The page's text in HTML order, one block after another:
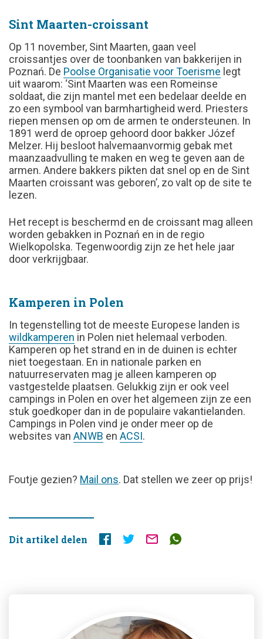
Sint Maarten-croissant
Op 11 november, Sint Maarten, gaan veel
croissantjes over de toonbanken van bakkerijen in
Poznań. De Poolse Organisatie voor Toerisme legt
uit waarom: ‘Sint Maarten was een Romeinse
soldaat, die zijn mantel met een bedelaar deelde en
zo een symbool van barmhartigheid werd. Priesters
riepen mensen op om de armen te ondersteunen. In
1891 werd de oproep gehoord door bakker Józef
Melzer. Hij besloot halvemaanvormig gebak met
maanzaadvulling te maken en weg te geven aan de
armen. Andere bakkers pikten dat snel op en de Sint
Maarten croissant was geboren’, zo valt op de site te
lezen.
Het recept is beschermd en de croissant mag alleen
worden gebakken in Poznań en in de regio
Wielkopolska. Tegenwoordig zijn ze het hele jaar
door verkrijgbaar.
Kamperen in Polen
In tegenstelling tot de meeste Europese landen is
wildkamperen in Polen niet helemaal verboden.
Kamperen op het strand en in de duinen is echter
niet toegestaan. En in nationale parken en
natuurreservaten mag je alleen kamperen op
vastgestelde plaatsen. Gelukkig zijn er ook veel
campings in Polen en over het algemeen zijn ze een
stuk goedkoper dan in de populaire vakantielanden.
Campings in Polen vind je onder meer op de
websites van ANWB en ACSI.
FOUTJE
GEZIEN?
Foutje gezien? Mail ons. Dat stellen we zeer op prijs!
Dit artikel delen